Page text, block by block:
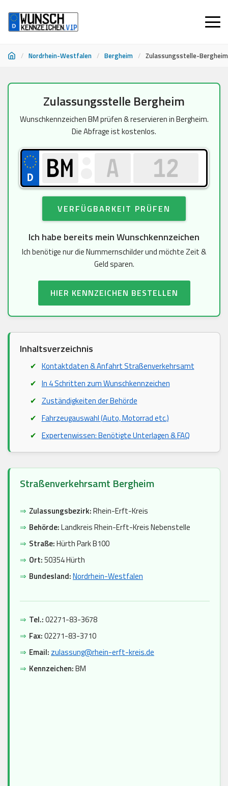
/ Nordrhein-Westfalen / Bergheim / Zulassungsstelle-Bergheim
springen
Zulassungsstelle Bergheim
Wunschkennzeichen BM prüfen & reservieren in Bergheim.
Die Abfrage ist kostenlos.
VERFÜGBARKEIT PRÜFEN
Ich habe bereits mein Wunschkennzeichen
Ich benötige nur die Nummernschilder und möchte Zeit &
Geld sparen.
HIER KENNZEICHEN BESTELLEN
Inhaltsverzeichnis
Kontaktdaten & Anfahrt Straßenverkehrsamt
In 4 Schritten zum Wunschkennzeichen
Zuständigkeiten der Behörde
Fahrzeugauswahl (Auto, Motorrad etc.)
Expertenwissen: Benötigte Unterlagen & FAQ
Straßenverkehrsamt Bergheim
⇒ Zulassungsbezirk:Rhein-Erft-Kreis
⇒ Behörde:Landkreis Rhein-Erft-Kreis Nebenstelle
⇒ Straße:Hürth Park B100
⇒ Ort:50354 Hürth
⇒ Bundesland:Nordrhein-Westfalen
⇒ Tel.:02271-83-3678
⇒ Fax:02271-83-3710
⇒ Email: zulassung@rhein-erft-kreis.de
⇒ Kennzeichen:BM